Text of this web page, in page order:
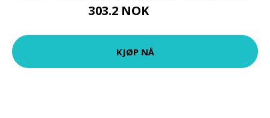
303.2 NOK
KJØP NÅ